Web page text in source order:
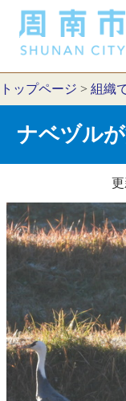
トップページ > 組織
ナベヅル